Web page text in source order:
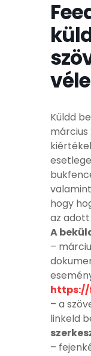
Küldd
március
hogy
az
A
–
https://
– a
linkeld
–